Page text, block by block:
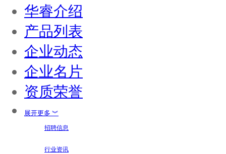
华睿介绍
产品列表
企业动态
企业名片
资质荣誉
展开更多 ︾
招聘信息
行业资讯